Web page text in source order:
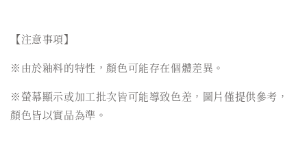
【注意事項】
※由於釉料的特性，顏色可能存在個體差異。
※螢幕顯示或加工批次皆可能導致色差，圖片僅提供參考，
顏色皆以實品為準。